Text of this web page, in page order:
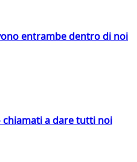
entrambe dentro di noi
a dare tutti noi